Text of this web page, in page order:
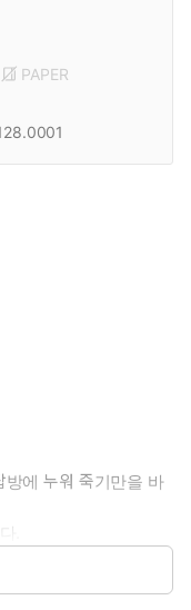
PAPER
방에 누워 죽기만을 바
.